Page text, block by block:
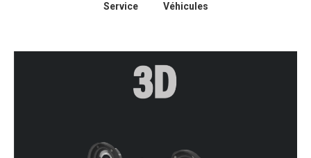
Service
Véhicules